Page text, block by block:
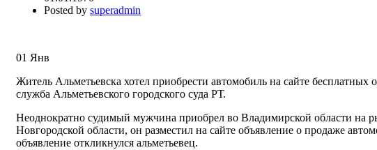
Posted by superadmin
01 Янв
Житель Альметьевска хотел приобрести автомобиль на сайте
служба Альметьевского городского суда РТ.
Неоднократно судимый мужчина приобрел во Владимирской области на
Новгородской области, он разместил на сайте объявление о продаже
объявление откликнулся альметьевец.